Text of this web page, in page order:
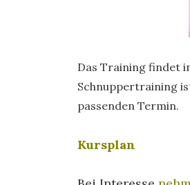
Das Training findet
Schnuppertraining
passenden Termin.
Kursplan